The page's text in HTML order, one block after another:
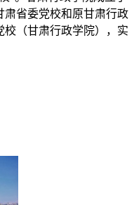
肃省委党校和原甘肃行政
校（甘肃行政学院），实